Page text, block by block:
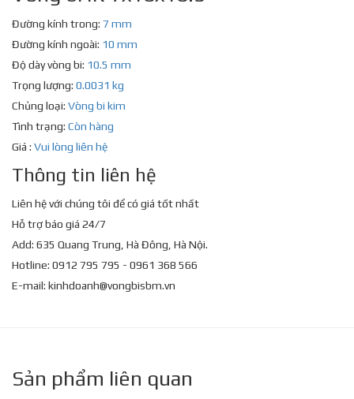
Đường kính trong: 7 mm
Đường kính ngoài: 10 mm
Độ dày vòng bi: 10.5 mm
Trọng lượng: 0.0031 kg
Chủng loại: Vòng bi kim
Tình trạng: Còn hàng
Giá : Vui lòng liên hệ
Thông tin liên hệ
Liên hệ với chúng tôi để có giá tốt nhất
Hỗ trợ báo giá 24/7
Add: 635 Quang Trung, Hà Đông, Hà Nội.
Hotline: 0912 795 795 - 0961 368 566
E-mail: kinhdoanh@vongbisbm.vn
Sản phẩm liên quan